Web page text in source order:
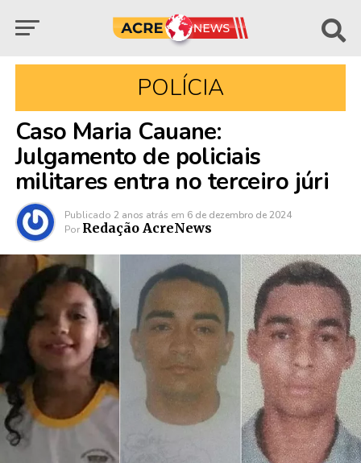
POLÍCIA
Caso Maria Cauane:
Julgamento de policiais
militares entra no terceiro júri
Publicado 2 anos atrás em 6 de dezembro de 2024
Por Redação AcreNews